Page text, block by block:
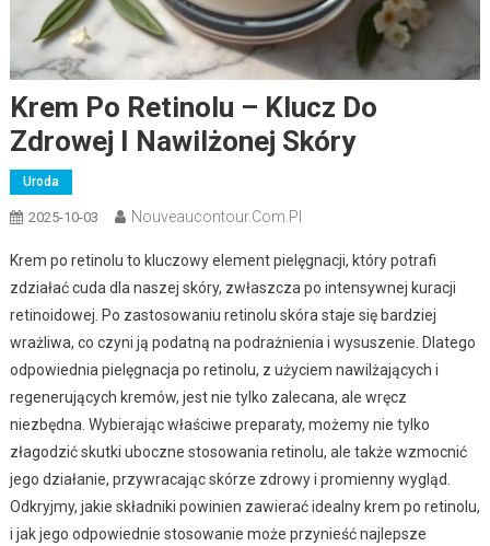
Krem Po Retinolu – Klucz Do
Zdrowej I Nawilżonej Skóry
Uroda
2025-10-03 Nouveaucontour.com.pl
Krem po retinolu to kluczowy element pielęgnacji, który potrafi
zdziałać cuda dla naszej skóry, zwłaszcza po intensywnej kuracji
retinoidowej. Po zastosowaniu retinolu skóra staje się bardziej
wrażliwa, co czyni ją podatną na podrażnienia i wysuszenie. Dlatego
odpowiednia pielęgnacja po retinolu, z użyciem nawilżających i
regenerujących kremów, jest nie tylko zalecana, ale wręcz
niezbędna. Wybierając właściwe preparaty, możemy nie tylko
złagodzić skutki uboczne stosowania retinolu, ale także wzmocnić
jego działanie, przywracając skórze zdrowy i promienny wygląd.
Odkryjmy, jakie składniki powinien zawierać idealny krem po retinolu,
i jak jego odpowiednie stosowanie może przynieść najlepsze